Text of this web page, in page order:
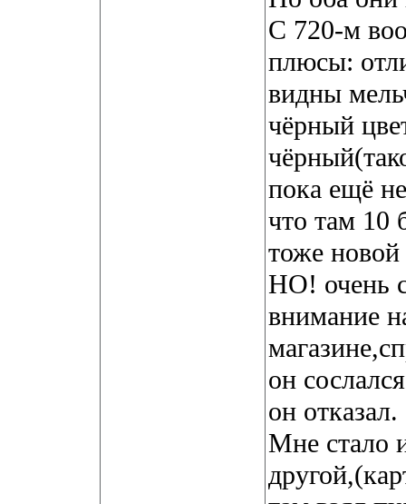
С 720-м
плюсы:
видны
чёрный
пока ещё
что там 10
тоже
НО! очень
внимание
он
он отказал.
Мне стало